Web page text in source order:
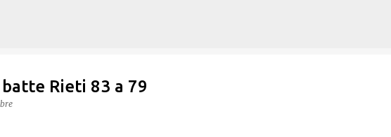
Rieti 83 a 79